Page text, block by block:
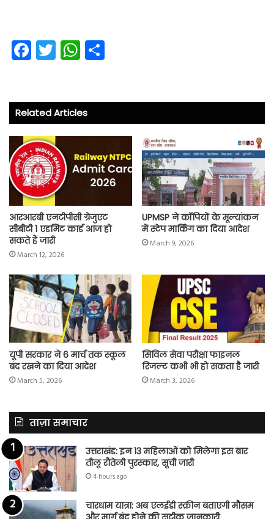
Fa
ce
o
ok
T
wi
er
W
ha
A
p
p
Related Articles
आरआरबी एनटीपीसी ग्रेजुएट
सीबीटी 1 एडमिट कार्ड आज हो
सकते हैं जारी
March 12, 2026
UPMSP ने कॉपियों के मूल्यांकन
में स्टेप मार्किंग का दिया आदेश
March 9, 2026
यूपी सरकार ने 6 मार्च तक स्कूल
बंद रखने का दिया आदेश
March 5, 2026
सिविल सेवा परीक्षा फाइनल
रिजल्ट कभी भी हो सकता है जारी
March 3, 2026
ताज़ा समाचार
उत्तराखंड: इन 13 महिलाओं को मिलेगा इस बार
तीलू रौतेली पुरस्कार, सूची जारी
4 hours ago
चारधाम यात्रा: अब एलईडी स्क्रीन बताएगी मौसम